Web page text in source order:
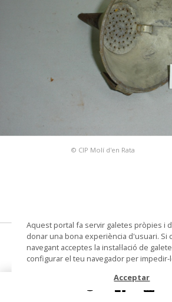
© CIP Molí d'en Rata
embut
Núm. de registre 162
Aquest portal fa servir galetes pròpies i
donar una bona experiència d'usuari. Si
navegant acceptes la instal·lació de
configurar el teu navegador per impedir-
Acceptar